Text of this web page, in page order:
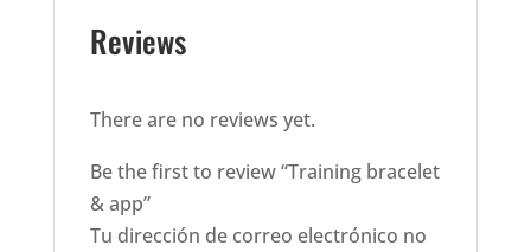
Reviews
There are no reviews yet.
Be the first to review “Training bracelet
& app”
Tu dirección de correo electrónico no